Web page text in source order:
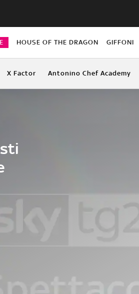
HOUSE OF THE DRAGON GIFFONI
X Factor Antonino Chef Academy